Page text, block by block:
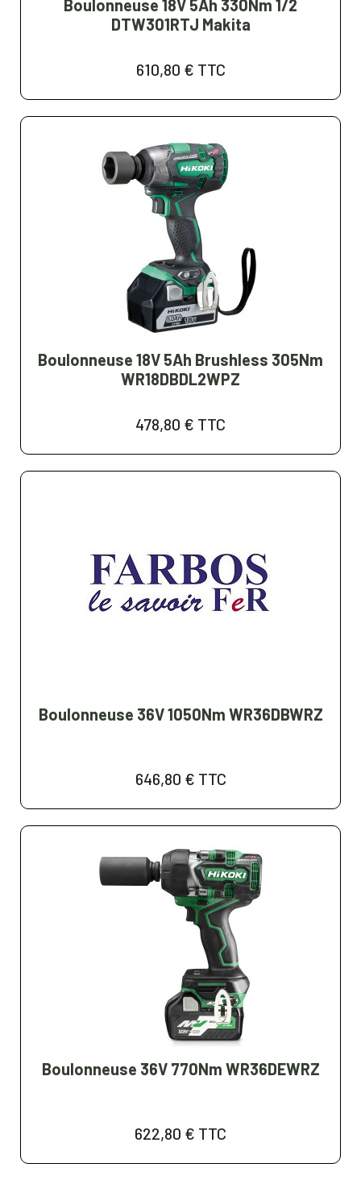
Boulonneuse 18V 5Ah 330Nm 1/2
DTW301RTJ Makita
610,80 € TTC
Boulonneuse 18V 5Ah Brushless 305Nm
WR18DBDL2WPZ
478,80 € TTC
Boulonneuse 36V 1050Nm WR36DBWRZ
646,80 € TTC
Boulonneuse 36V 770Nm WR36DEWRZ
622,80 € TTC